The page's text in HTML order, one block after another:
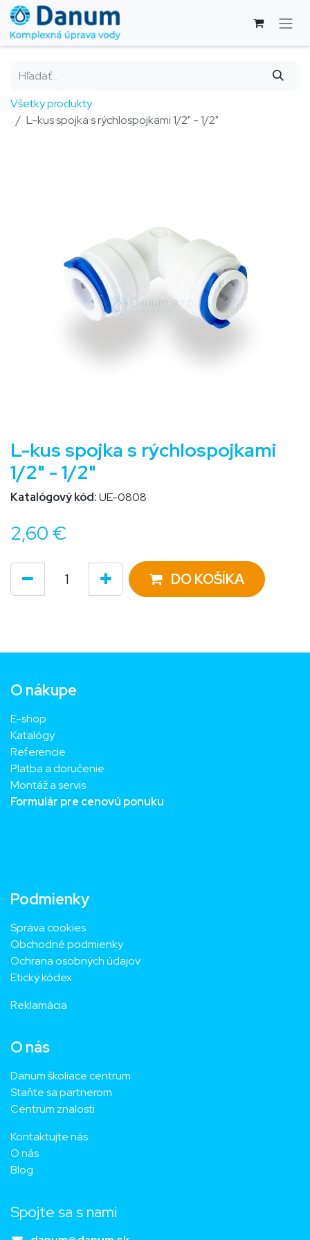
Skip to Content
Všetky produkty
L-kus spojka s rýchlospojkami 1/2" - 1/2"
L-kus spojka s rýchlospojkami
1/2" - 1/2"
Katalógový kód:UE-0808
2,60 €
DO KOŠÍKA
O nákupe
E-shop
Katalógy
Referencie
Platba a doručenie
Montáž a servis
Formulár pre cenovú ponuku
Podmienky
Správa cookies
Obchodné podmienky
Ochrana osobných údajov
Etický kódex
Reklamácia
O nás
Danum školiace centrum
Staňte sa partnerom
Centrum znalosti
Kontaktujte nás
O nás
Blog
Spojte sa s nami